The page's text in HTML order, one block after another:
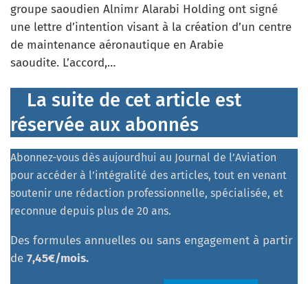
groupe saoudien Alnimr Alarabi Holding ont signé
une lettre d’intention visant à la création d’un centre
de maintenance aéronautique en Arabie
saoudite. L’accord,…
La suite de cet article est
réservée aux abonnés
Abonnez-vous dès aujourdhui au Journal de l’Aviation
pour accéder à l’intégralité des articles, tout en venant
soutenir une rédaction professionnelle, spécialisée, et
reconnue depuis plus de 20 ans.
Des formules annuelles ou sans engagement à partir
de 7,45€/mois.